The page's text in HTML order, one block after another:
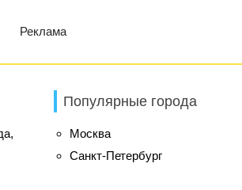
Реклама
Популярные города
Москва
Санкт-Петербург